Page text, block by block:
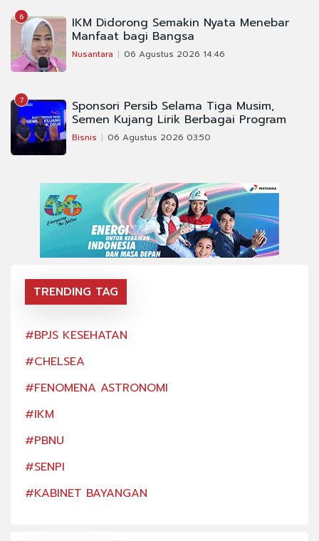
6 IKM Didorong Semakin Nyata Menebar
Manfaat bagi Bangsa
Nusantara 06 Agustus 2026 14:46
7 Sponsori Persib Selama Tiga Musim,
Semen Kujang Lirik Berbagai Program
Bisnis 06 Agustus 2026 03:50
TRENDING TAG
#BPJS KESEHATAN
#CHELSEA
#FENOMENA ASTRONOMI
#IKM
#PBNU
#SENPI
#KABINET BAYANGAN